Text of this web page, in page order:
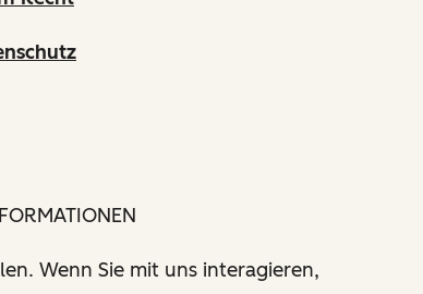
Wenn Sie mit uns interagieren,